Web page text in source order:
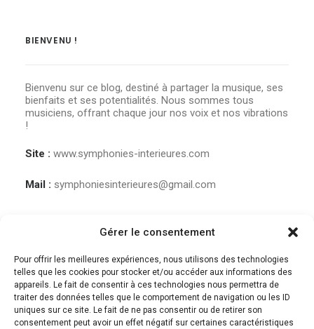
Gérer le consentement
Pour offrir les meilleures expériences, nous utilisons des technologies
telles que les cookies pour stocker et/ou accéder aux informations des
appareils. Le fait de consentir à ces technologies nous permettra de
traiter des données telles que le comportement de navigation ou les ID
uniques sur ce site. Le fait de ne pas consentir ou de retirer son
consentement peut avoir un effet négatif sur certaines caractéristiques
BIENVENU !
Bienvenu sur ce blog, destiné à partager la musique, ses
bienfaits et ses potentialités. Nous sommes tous
musiciens, offrant chaque jour nos voix et nos vibrations
!
Site : www.symphonies-interieures.com
Mail : symphoniesinterieures@gmail.com